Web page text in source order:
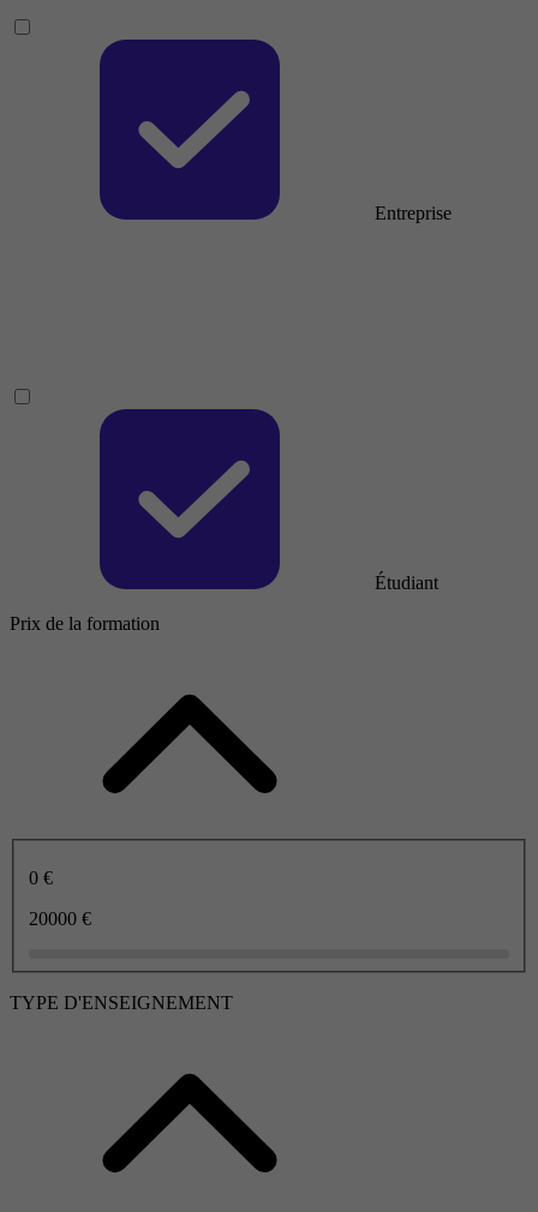
Entreprise
Étudiant
Prix de la formation
0 €
20000 €
TYPE D'ENSEIGNEMENT